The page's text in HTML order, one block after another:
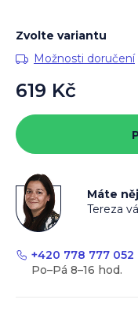
Zvolte variantu
Možnosti doručení
619 Kč
cena:
Máte
Tereza
+420 778 777 052